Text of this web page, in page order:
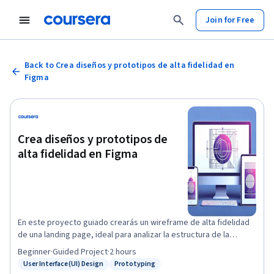
Join for Free
Back to Crea diseños y prototipos de alta fidelidad en
Figma
Crea diseños y prototipos de
alta fidelidad en Figma
En este proyecto guiado crearás un wireframe de alta fidelidad
de una landing page, ideal para analizar la estructura de la
página, su experiencia e interfaz de usuario, facilitando el
proceso de construcción a la hora de programar. El producto
Status: User Interface (UI) Design
User Interface (UI) Design
Status: Prototyping
Prototyping
Beginner·Guided Project·2 hours